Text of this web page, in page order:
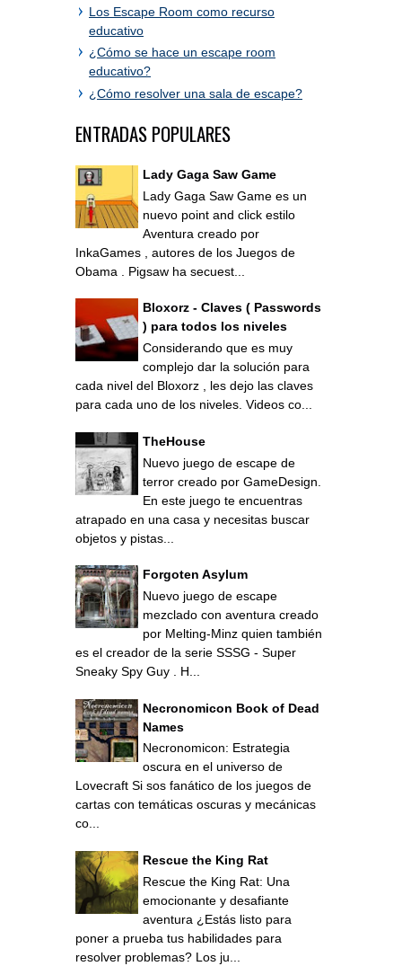
Los Escape Room como recurso
educativo
¿Cómo se hace un escape room
educativo?
¿Cómo resolver una sala de escape?
ENTRADAS POPULARES
Lady Gaga Saw Game
Lady Gaga Saw Game es un
nuevo point and click estilo
Aventura creado por
InkaGames , autores de los Juegos de
Obama . Pigsaw ha secuest...
Bloxorz - Claves ( Passwords
) para todos los niveles
Considerando que es muy
complejo dar la solución para
cada nivel del Bloxorz , les dejo las claves
para cada uno de los niveles. Videos co...
TheHouse
Nuevo juego de escape de
terror creado por GameDesign.
En este juego te encuentras
atrapado en una casa y necesitas buscar
objetos y pistas...
Forgoten Asylum
Nuevo juego de escape
mezclado con aventura creado
por Melting-Minz quien también
es el creador de la serie SSSG - Super
Sneaky Spy Guy . H...
Necronomicon Book of Dead
Names
Necronomicon: Estrategia
oscura en el universo de
Lovecraft Si sos fanático de los juegos de
cartas con temáticas oscuras y mecánicas
co...
Rescue the King Rat
Rescue the King Rat: Una
emocionante y desafiante
aventura ¿Estás listo para
poner a prueba tus habilidades para
resolver problemas? Los ju...